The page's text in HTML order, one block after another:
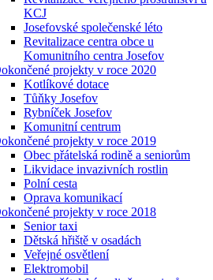
KCJ
Josefovské společenské léto
Revitalizace centra obce u
Komunitního centra Josefov
projekty v roce 2020
Kotlíkové dotace
Tůňky Josefov
Rybníček Josefov
Komunitní centrum
projekty v roce 2019
Obec přátelská rodině a seniorům
Likvidace invazivních rostlin
Polní cesta
Oprava komunikací
projekty v roce 2018
Senior taxi
Dětská hřiště v osadách
Veřejné osvětlení
Elektromobil